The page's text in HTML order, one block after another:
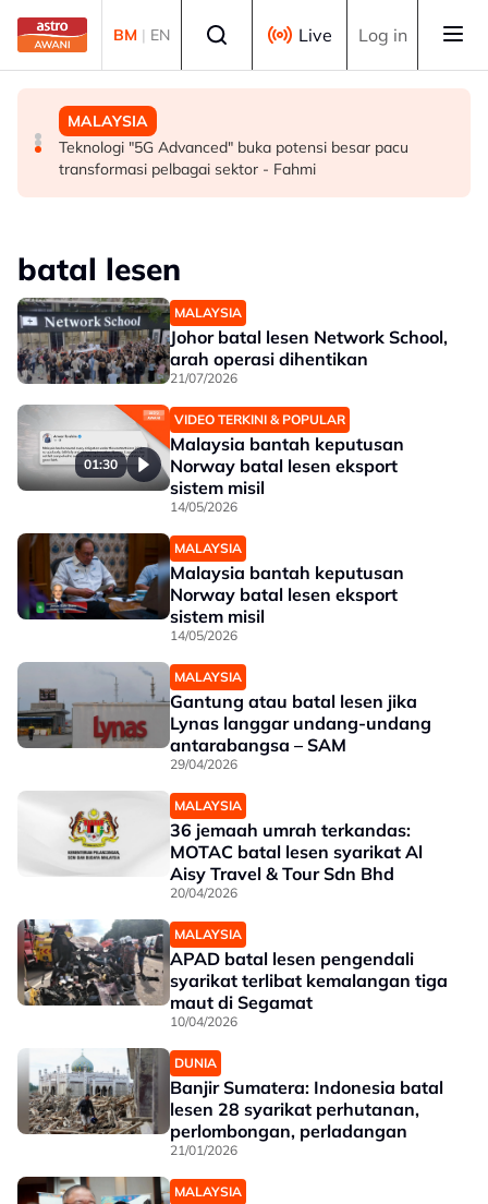
Skip to main content
BM | EN Live Log in
SUKAN
Mohamed Salah sertai Trabzonspor, terima €17 juta
semusim
MALAYSIA
Berita tempatan pilihan sepanjang hari ini
MALAYSIA
Teknologi "5G Advanced" buka potensi besar pacu
transformasi pelbagai sektor - Fahmi
batal lesen
MALAYSIA
Johor batal lesen Network School,
arah operasi dihentikan
21/07/2026
01:30
VIDEO TERKINI & POPULAR
Malaysia bantah keputusan
Norway batal lesen eksport
sistem misil
14/05/2026
MALAYSIA
Malaysia bantah keputusan
Norway batal lesen eksport
sistem misil
14/05/2026
MALAYSIA
Gantung atau batal lesen jika
Lynas langgar undang-undang
antarabangsa – SAM
29/04/2026
MALAYSIA
36 jemaah umrah terkandas:
MOTAC batal lesen syarikat Al
Aisy Travel & Tour Sdn Bhd
20/04/2026
MALAYSIA
APAD batal lesen pengendali
syarikat terlibat kemalangan tiga
maut di Segamat
10/04/2026
DUNIA
Banjir Sumatera: Indonesia batal
lesen 28 syarikat perhutanan,
perlombongan, perladangan
21/01/2026
MALAYSIA